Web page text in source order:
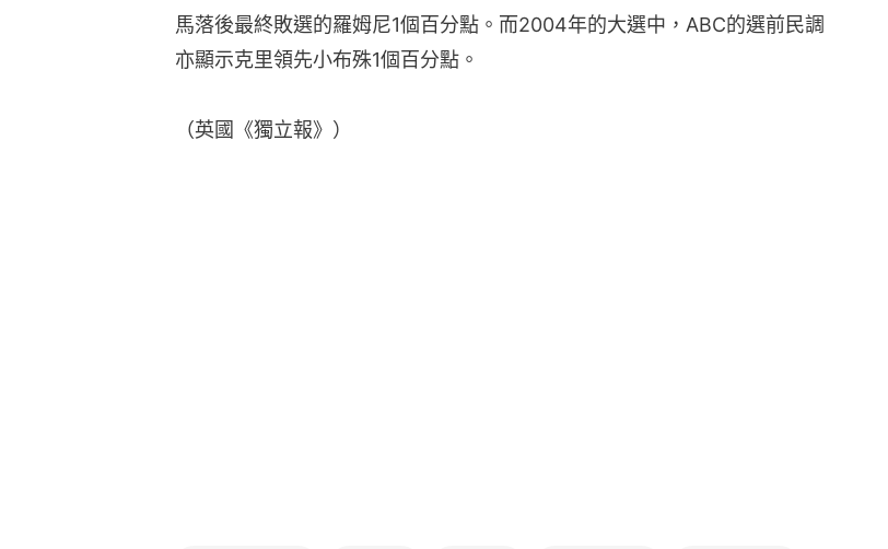
馬落後最終敗選的羅姆尼1個百分點。而2004年的大選中，ABC的選前民調
亦顯示克里領先小布殊1個百分點。
（英國《獨立報》）